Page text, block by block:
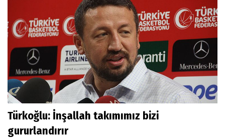
Türkoğlu: İnşallah takımımız bizi
gururlandırır